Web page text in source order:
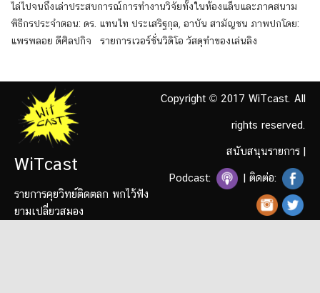
ไล่ไปจนถึงเล่าประสบการณ์การทำงานวิจัยทั้งในห้องแล็บและภาคสนาม
พิธีกรประจำตอน: ดร. แทนไท ประเสริฐกุล, อาบัน สามัญชน ภาพปกโดย:
แพรพลอย ดีศิลปกิจ รายการเวอร์ชั่นวิดิโอ วัสดุทำของเล่นลิง
WiTcast
รายการคุยวิทย์ติดตลก พกไว้ฟัง
ยามเปลี่ยวสมอง
Copyright © 2017 WiTcast. All
rights reserved.
สนับสนุนรายการ |
Podcast: | ติดต่อ: